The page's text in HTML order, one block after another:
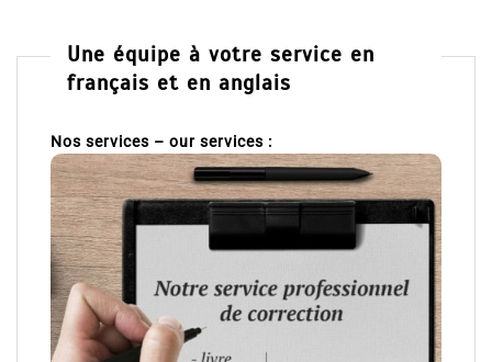
Une équipe à votre service en
français et en anglais
Nos services – our services :